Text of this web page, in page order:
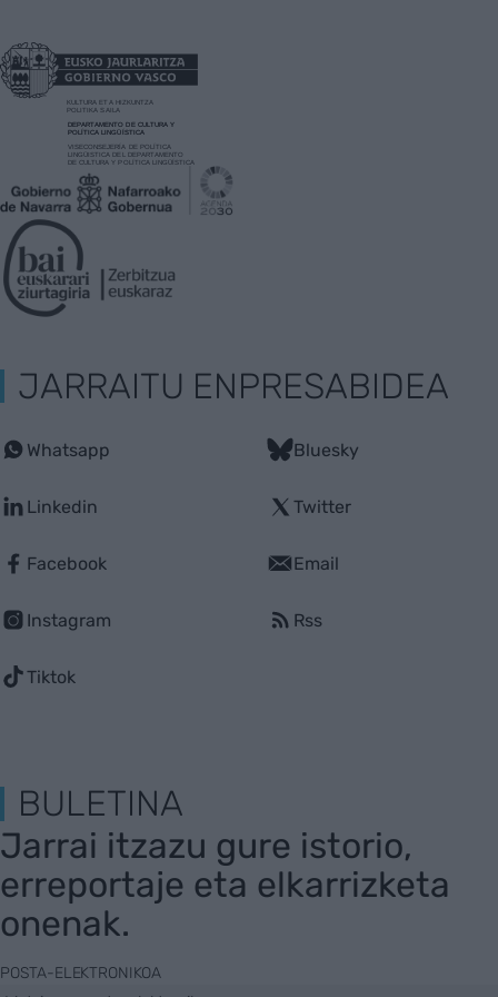
JARRAITU ENPRESABIDEA
Whatsapp
Linkedin
Facebook
Instagram
Tiktok
Bluesky
Twitter
Email
Rss
BULETINA
Jarrai itzazu gure istorio,
erreportaje eta elkarrizketa
onenak.
POSTA-ELEKTRONIKOA